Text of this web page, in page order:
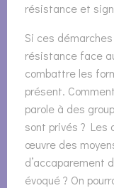
résistance et
Si ces
résistance face
combattre les
présent.
parole à des
sont privés ?
œuvre des
d’accaparement
évoqué ? On